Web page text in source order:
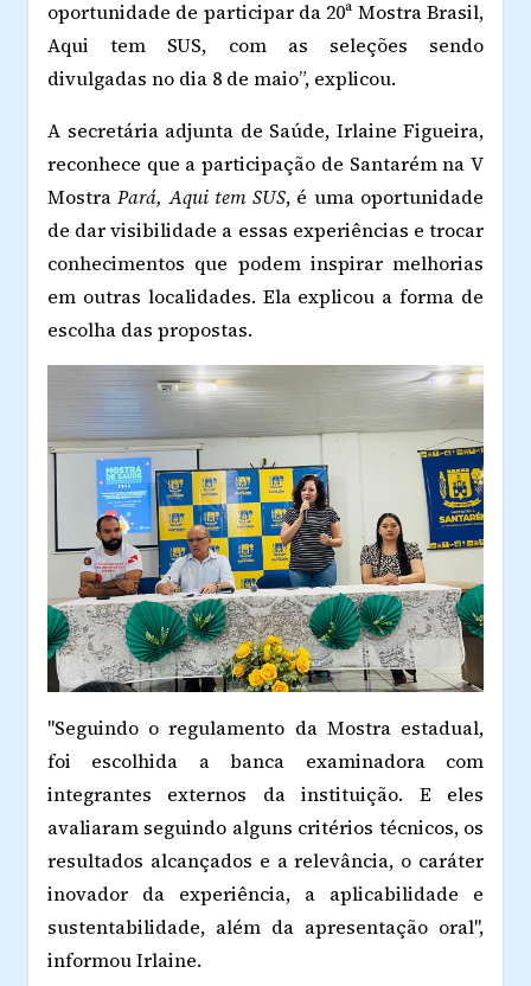
oportunidade de participar da 20ª Mostra Brasil,
Aqui tem SUS, com as seleções sendo
divulgadas no dia 8 de maio”, explicou.
A secretária adjunta de Saúde, Irlaine Figueira,
reconhece que a participação de Santarém na V
MostraPará, Aqui tem SUS, é uma oportunidade
de dar visibilidade a essas experiências e trocar
conhecimentos que podem inspirar melhorias
em outras localidades. Ela explicou a forma de
escolha das propostas.
"Seguindo o regulamento da Mostra estadual,
foi escolhida a banca examinadora com
integrantes externos da instituição. E eles
avaliaram seguindo alguns critérios técnicos, os
resultados alcançados e a relevância, o caráter
inovador da experiência, a aplicabilidade e
sustentabilidade, além da apresentação oral",
informou Irlaine.